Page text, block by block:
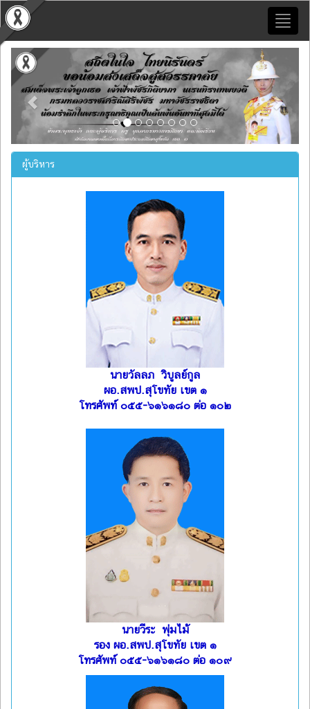
Previous
ผู้บริหาร
นายวัลลภ วิบูลย์กูล
ผอ.สพป.สุโขทัย เขต ๑
โทรศัพท์ ๐๕๕-๖๑๖๑๘๐ ต่อ ๑๐๒
นายวีระ พุ่มไม้
รอง ผอ.สพป.สุโขทัย เขต ๑
โทรศัพท์ ๐๕๕-๖๑๖๑๘๐ ต่อ ๑๐๙